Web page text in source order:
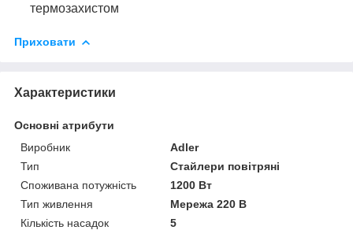
термозахистом
Приховати
Характеристики
Основні атрибути
Виробник
Adler
Тип
Стайлери повітряні
Споживана потужність
1200 Вт
Тип живлення
Мережа 220 В
Кількість насадок
5